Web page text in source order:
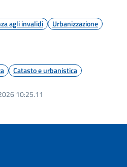
agli invalidi Urbanizzazione
Catasto e urbanistica
10:25.11